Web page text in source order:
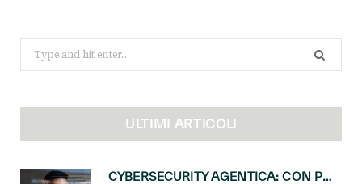
for:
ULTIMI ARTICOLI
CYBERSECURITY AGENTICA: CON PERCEPTION E MAI-CYBER-1-FLASH MICROSOFT APRE NUOVI SERVIZI PER IL CANALE